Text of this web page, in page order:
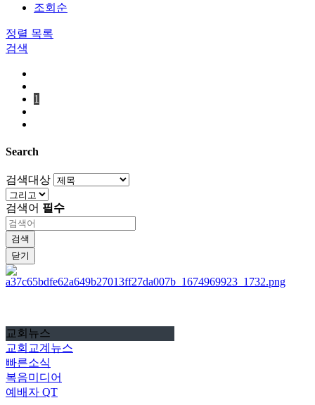
조회순
정렬 목록
검색
1
Search
검색대상
검색어 필수
검색
닫기
교회뉴스
교회교계뉴스
빠른소식
복음미디어
예배자 QT